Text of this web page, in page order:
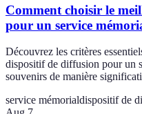
Comment choisir le
pour un service
Découvrez les critères
dispositif de diffusion pour un
souvenirs de manière
service mémorialdispositif de